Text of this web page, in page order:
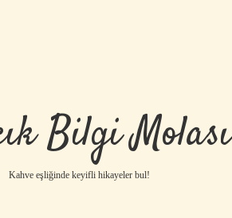
Bilgi Molası
Kahve eşliğinde keyifli hikayeler bul!